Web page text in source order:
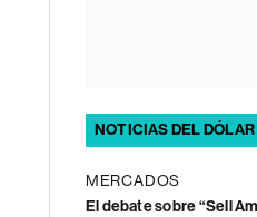
NOTICIAS DEL DÓLAR
MERCADOS
El debate sobre “Sell